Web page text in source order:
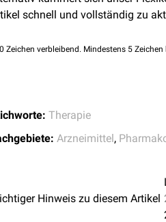
schnell und vollständig zu
Zeichen verbleibend. Mindestens 5 Zeichen
Therapie
Arzneimittel,
Hinweis zu diesem Artikel